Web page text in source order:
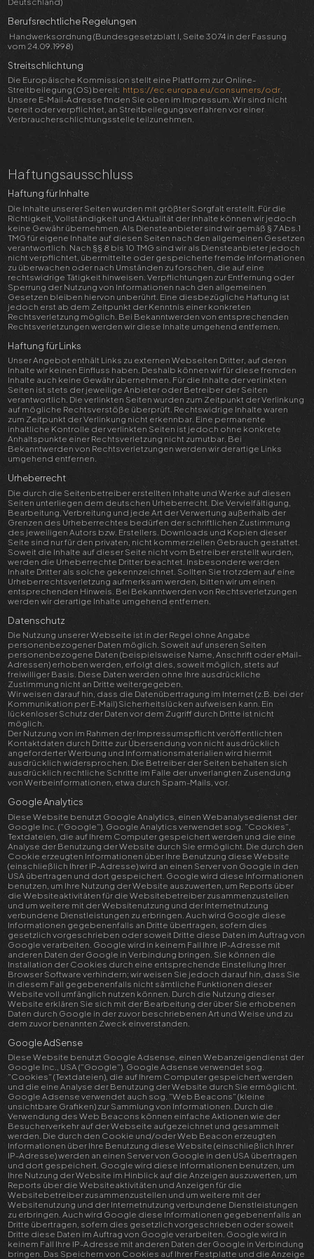
Berufsrechtliche Regelungen
Handwerksordnung (Bundesgesetzblatt I, Seite 3074 in der Fassung
vom 24.09.1998)
Streitschlichtung
Die Europäische Kommission stellt eine Plattform zur Online-
Streitbeilegung (OS) bereit: https://ec.europa.eu/consumers/odr.
Unsere E-Mail-Adresse finden Sie oben im Impressum. Wir sind nicht
bereit oder verpflichtet, an Streitbeilegungsverfahren vor einer
Verbraucherschlichtungsstelle teilzunehmen.
Haftungsausschluss
Haftung für Inhalte
Die Inhalte unserer Seiten wurden mit größter Sorgfalt erstellt. Für die
Richtigkeit, Vollständigkeit und Aktualität der Inhalte können wir jedoch
keine Gewähr übernehmen. Als Diensteanbieter sind wir gemäß § 7 Abs.1
TMG für eigene Inhalte auf diesen Seiten nach den allgemeinen Gesetzen
verantwortlich. Nach §§ 8 bis 10 TMG sind wir als Diensteanbieter jedoch
nicht verpflichtet, übermittelte oder gespeicherte fremde Informationen
zu überwachen oder nach Umständen zu forschen, die auf eine
rechtswidrige Tätigkeit hinweisen. Verpflichtungen zur Entfernung oder
Sperrung der Nutzung von Informationen nach den allgemeinen
Gesetzen bleiben hiervon unberührt. Eine diesbezügliche Haftung ist
jedoch erst ab dem Zeitpunkt der Kenntnis einer konkreten
Rechtsverletzung möglich. Bei Bekanntwerden von entsprechenden
Rechtsverletzungen werden wir diese Inhalte umgehend entfernen.
Haftung für Links
Unser Angebot enthält Links zu externen Webseiten Dritter, auf deren
Inhalte wir keinen Einfluss haben. Deshalb können wir für diese fremden
Inhalte auch keine Gewähr übernehmen. Für die Inhalte der verlinkten
Seiten ist stets der jeweilige Anbieter oder Betreiber der Seiten
verantwortlich. Die verlinkten Seiten wurden zum Zeitpunkt der Verlinkung
auf mögliche Rechtsverstöße überprüft. Rechtswidrige Inhalte waren
zum Zeitpunkt der Verlinkung nicht erkennbar. Eine permanente
inhaltliche Kontrolle der verlinkten Seiten ist jedoch ohne konkrete
Anhaltspunkte einer Rechtsverletzung nicht zumutbar. Bei
Bekanntwerden von Rechtsverletzungen werden wir derartige Links
umgehend entfernen.
Urheberrecht
Die durch die Seitenbetreiber erstellten Inhalte und Werke auf diesen
Seiten unterliegen dem deutschen Urheberrecht. Die Vervielfältigung,
Bearbeitung, Verbreitung und jede Art der Verwertung außerhalb der
Grenzen des Urheberrechtes bedürfen der schriftlichen Zustimmung
des jeweiligen Autors bzw. Erstellers. Downloads und Kopien dieser
Seite sind nur für den privaten, nicht kommerziellen Gebrauch gestattet.
Soweit die Inhalte auf dieser Seite nicht vom Betreiber erstellt wurden,
werden die Urheberrechte Dritter beachtet. Insbesondere werden
Inhalte Dritter als solche gekennzeichnet. Sollten Sie trotzdem auf eine
Urheberrechtsverletzung aufmerksam werden, bitten wir um einen
entsprechenden Hinweis. Bei Bekanntwerden von Rechtsverletzungen
werden wir derartige Inhalte umgehend entfernen.
Datenschutz
Die Nutzung unserer Webseite ist in der Regel ohne Angabe
personenbezogener Daten möglich. Soweit auf unseren Seiten
personenbezogene Daten (beispielsweise Name, Anschrift oder eMail-
Adressen) erhoben werden, erfolgt dies, soweit möglich, stets auf
freiwilliger Basis. Diese Daten werden ohne Ihre ausdrückliche
Zustimmung nicht an Dritte weitergegeben.
Wir weisen darauf hin, dass die Datenübertragung im Internet (z.B. bei der
Kommunikation per E-Mail) Sicherheitslücken aufweisen kann. Ein
lückenloser Schutz der Daten vor dem Zugriff durch Dritte ist nicht
möglich.
Der Nutzung von im Rahmen der Impressumspflicht veröffentlichten
Kontaktdaten durch Dritte zur Übersendung von nicht ausdrücklich
angeforderter Werbung und Informationsmaterialien wird hiermit
ausdrücklich widersprochen. Die Betreiber der Seiten behalten sich
ausdrücklich rechtliche Schritte im Falle der unverlangten Zusendung
von Werbeinformationen, etwa durch Spam-Mails, vor.
Google Analytics
Diese Website benutzt Google Analytics, einen Webanalysedienst der
Google Inc. (”Google”). Google Analytics verwendet sog. ”Cookies”,
Textdateien, die auf Ihrem Computer gespeichert werden und die eine
Analyse der Benutzung der Website durch Sie ermöglicht. Die durch den
Cookie erzeugten Informationen über Ihre Benutzung diese Website
(einschließlich Ihrer IP-Adresse) wird an einen Server von Google in den
USA übertragen und dort gespeichert. Google wird diese Informationen
benutzen, um Ihre Nutzung der Website auszuwerten, um Reports über
die Websiteaktivitäten für die Websitebetreiber zusammenzustellen
und um weitere mit der Websitenutzung und der Internetnutzung
verbundene Dienstleistungen zu erbringen. Auch wird Google diese
Informationen gegebenenfalls an Dritte übertragen, sofern dies
gesetzlich vorgeschrieben oder soweit Dritte diese Daten im Auftrag von
Google verarbeiten. Google wird in keinem Fall Ihre IP-Adresse mit
anderen Daten der Google in Verbindung bringen. Sie können die
Installation der Cookies durch eine entsprechende Einstellung Ihrer
Browser Software verhindern; wir weisen Sie jedoch darauf hin, dass Sie
in diesem Fall gegebenenfalls nicht sämtliche Funktionen dieser
Website voll umfänglich nutzen können. Durch die Nutzung dieser
Website erklären Sie sich mit der Bearbeitung der über Sie erhobenen
Daten durch Google in der zuvor beschriebenen Art und Weise und zu
dem zuvor benannten Zweck einverstanden.
Google AdSense
Diese Website benutzt Google Adsense, einen Webanzeigendienst der
Google Inc., USA (”Google”). Google Adsense verwendet sog.
”Cookies” (Textdateien), die auf Ihrem Computer gespeichert werden
und die eine Analyse der Benutzung der Website durch Sie ermöglicht.
Google Adsense verwendet auch sog. ”Web Beacons” (kleine
unsichtbare Grafiken) zur Sammlung von Informationen. Durch die
Verwendung des Web Beacons können einfache Aktionen wie der
Besucherverkehr auf der Webseite aufgezeichnet und gesammelt
werden. Die durch den Cookie und/oder Web Beacon erzeugten
Informationen über Ihre Benutzung diese Website (einschließlich Ihrer
IP-Adresse) werden an einen Server von Google in den USA übertragen
und dort gespeichert. Google wird diese Informationen benutzen, um
Ihre Nutzung der Website im Hinblick auf die Anzeigen auszuwerten, um
Reports über die Websiteaktivitäten und Anzeigen für die
Websitebetreiber zusammenzustellen und um weitere mit der
Websitenutzung und der Internetnutzung verbundene Dienstleistungen
zu erbringen. Auch wird Google diese Informationen gegebenenfalls an
Dritte übertragen, sofern dies gesetzlich vorgeschrieben oder soweit
Dritte diese Daten im Auftrag von Google verarbeiten. Google wird in
keinem Fall Ihre IP-Adresse mit anderen Daten der Google in Verbindung
bringen. Das Speichern von Cookies auf Ihrer Festplatte und die Anzeige